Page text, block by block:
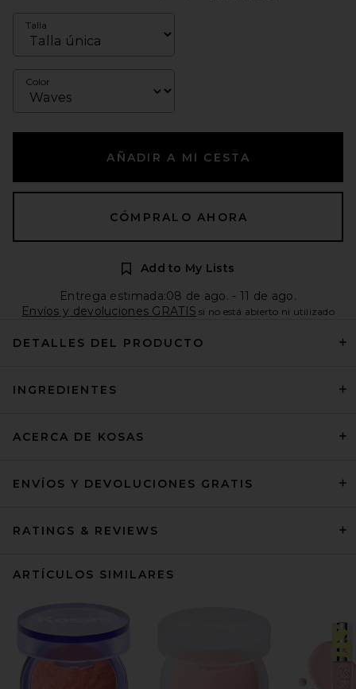
Talla
Color
AÑADIR A MI CESTA
CÓMPRALO AHORA
Add to My Lists
Entrega estimada:08 de ago. - 11 de ago.
Envíos y devoluciones GRATIS si no está abierto ni utilizado
DETALLES DEL PRODUCTO
INGREDIENTES
ACERCA DE KOSAS
ENVÍOS Y DEVOLUCIONES GRATIS
RATINGS & REVIEWS
ARTÍCULOS SIMILARES